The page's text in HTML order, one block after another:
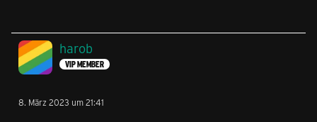
harob
VIP MEMBER
8. März 2023 um 21:41